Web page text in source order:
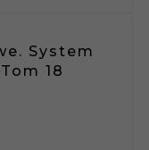
System
18